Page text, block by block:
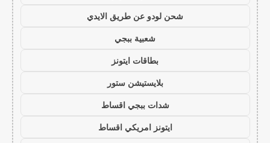
شحن لودو عن طريق الايدي
شعبية ببجي
بطاقات ايتونز
بلايستيشن ستور
شدات ببجي اقساط
ايتونز امريكي اقساط